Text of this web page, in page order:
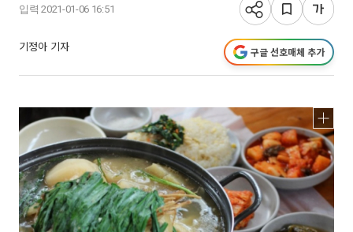
입력 2021-01-06 16:51
기정아 기자 구글 선호매체 추가